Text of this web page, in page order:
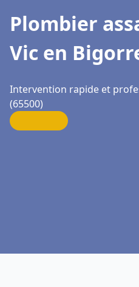
Plombier
Vic en
Intervention rapide et
(65500)